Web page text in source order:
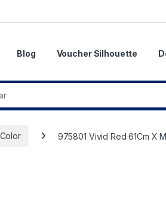
Blog Voucher Silhouette
Color 975801 Vivid Red 61Cm X